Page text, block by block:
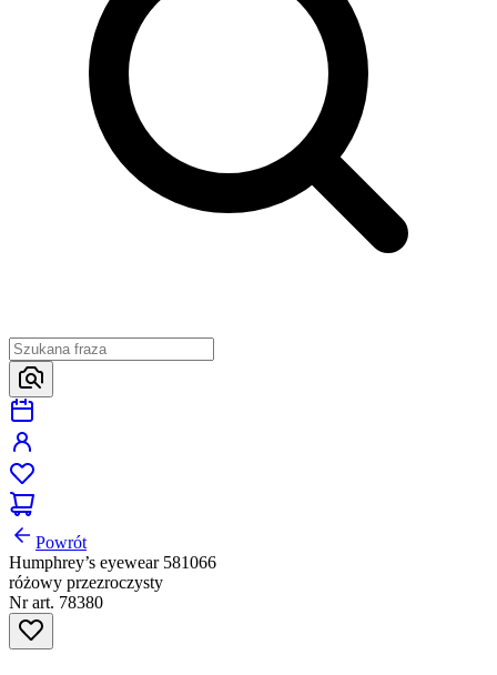
Powrót
Humphrey’s eyewear 581066
różowy przezroczysty
Nr art. 78380